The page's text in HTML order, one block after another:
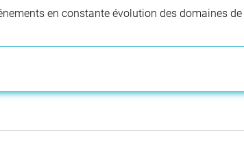
en constante évolution des domaines